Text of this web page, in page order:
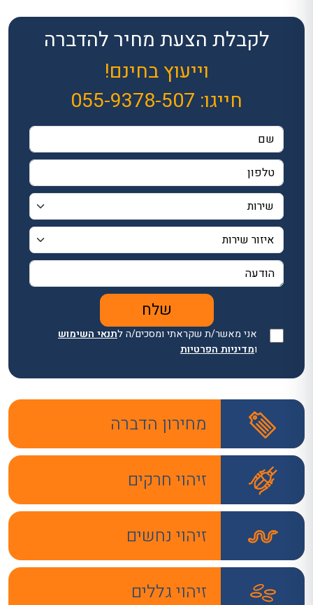
לקבלת הצעת מחיר להדברה
וייעוץ בחינם!
חייגו: 055-9378-507
אני מאשר/ת שקראתי ומסכים/ה לתנאי השימוש
ומדיניות הפרטיות
מחירון הדברה
זיהוי חרקים
זיהוי נחשים
זיהוי גללים